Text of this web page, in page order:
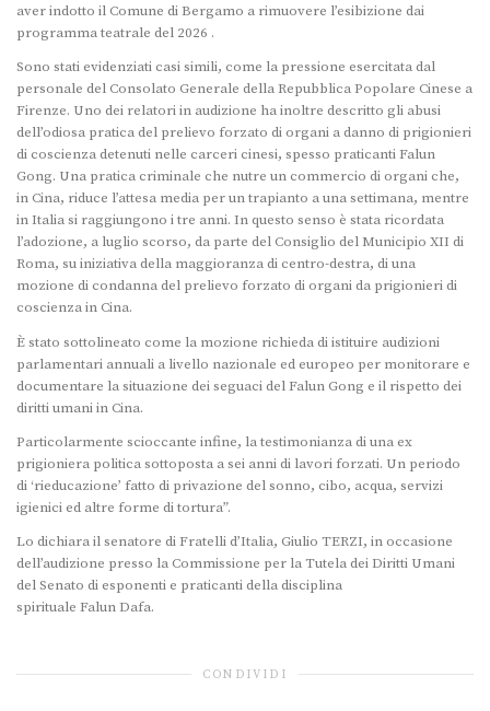
aver indotto il Comune di Bergamo a rimuovere l’esibizione dai
programma teatrale del 2026 .
Sono stati evidenziati casi simili, come la pressione esercitata dal
personale del Consolato Generale della Repubblica Popolare Cinese a
Firenze. Uno dei relatori in audizione ha inoltre descritto gli abusi
dell’odiosa pratica del prelievo forzato di organi a danno di prigionieri
di coscienza detenuti nelle carceri cinesi, spesso praticanti Falun
Gong. Una pratica criminale che nutre un commercio di organi che,
in Cina, riduce l’attesa media per un trapianto a una settimana, mentre
in Italia si raggiungono i tre anni. In questo senso è stata ricordata
l’adozione, a luglio scorso, da parte del Consiglio del Municipio XII di
Roma, su iniziativa della maggioranza di centro-destra, di una
mozione di condanna del prelievo forzato di organi da prigionieri di
coscienza in Cina.
È stato sottolineato come la mozione richieda di istituire audizioni
parlamentari annuali a livello nazionale ed europeo per monitorare e
documentare la situazione dei seguaci del Falun Gong e il rispetto dei
diritti umani in Cina.
Particolarmente scioccante infine, la testimonianza di una ex
prigioniera politica sottoposta a sei anni di lavori forzati. Un periodo
di ‘rieducazione’ fatto di privazione del sonno, cibo, acqua, servizi
igienici ed altre forme di tortura”.
Lo dichiara il senatore di Fratelli d’Italia, Giulio TERZI, in occasione
dell’audizione presso la Commissione per la Tutela dei Diritti Umani
del Senato di esponenti e praticanti della disciplina
spirituale Falun Dafa.
CONDIVIDI